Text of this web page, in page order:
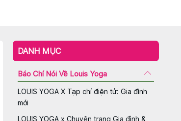
DANH MỤC
Báo Chí Nói Về Louis Yoga
LOUIS YOGA X Tạp chí điện tử: Gia đình
mới
LOUIS YOGA x Chuyên trang Gia đình &